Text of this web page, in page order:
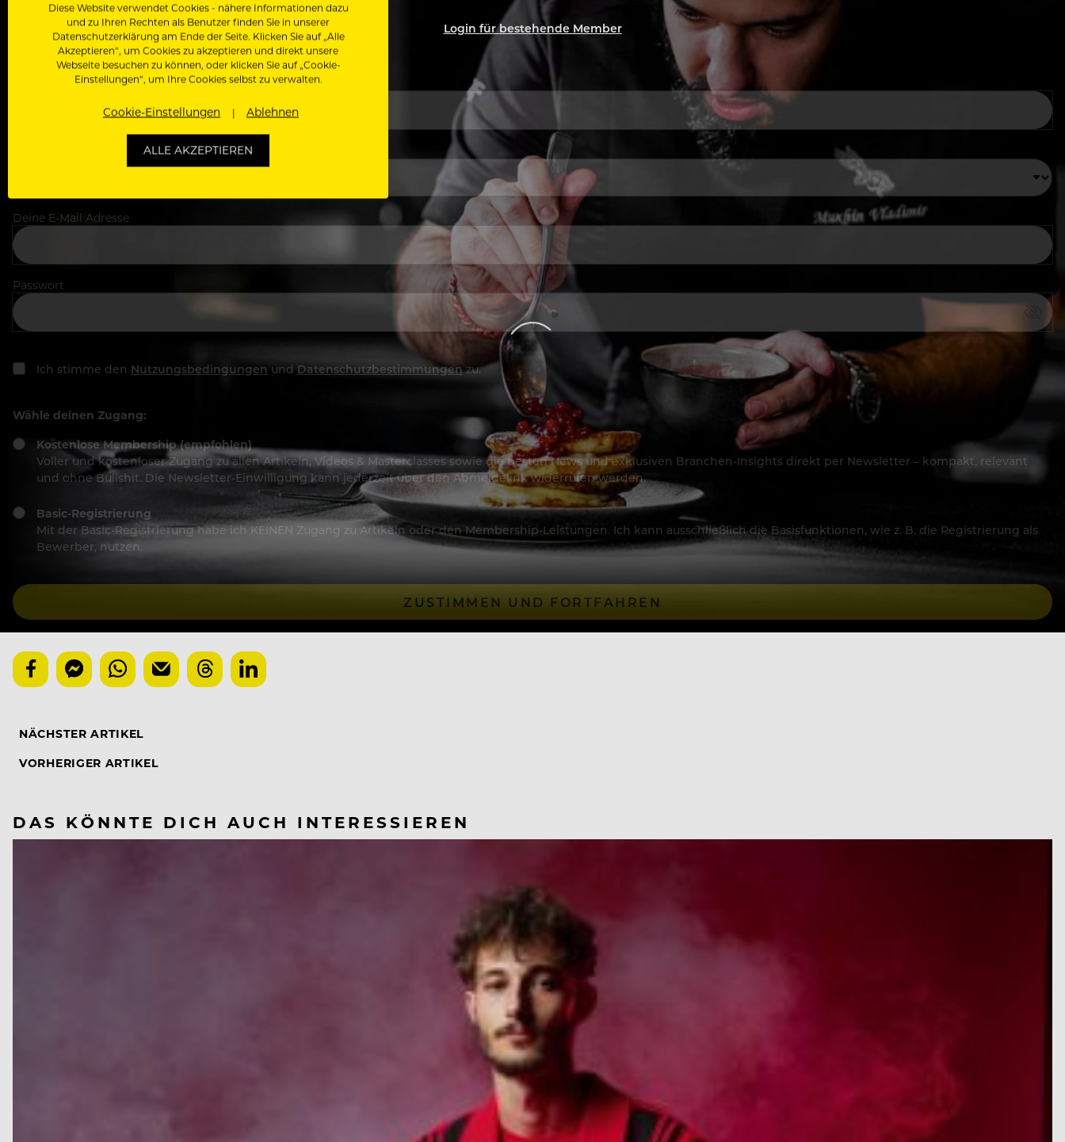
Login für bestehende Member
Dein Vorname
In welchem Bereich arbeitest du
Deine E-Mail Adresse
Passwort
Ich stimme den Nutzungsbedingungen und Datenschutzbestimmungenzu.
Wähle deinen Zugang:
Kostenlose Membership (empfohlen)
Voller und kostenloser Zugang zu allen Artikeln, Videos & Masterclasses sowie die besten News und exklusiven Branchen-Insights direkt per Newsletter – kompakt, relevant
und ohne Bullshit. Die Newsletter-Einwilligung kann jederzeit über den Abmeldelink widerrufen werden.
Basic-Registrierung
Mit der Basic-Registrierung habe ich KEINEN Zugang zu Artikeln oder den Membership-Leistungen. Ich kann ausschließlich die Basisfunktionen, wie z. B. die Registrierung als
Bewerber, nutzen.
ZUSTIMMEN UND FORTFAHREN
NÄCHSTER ARTIKEL
VORHERIGER ARTIKEL
DAS KÖNNTE DICH AUCH INTERESSIEREN
Diese Website verwendet Cookies - nähere Informationen dazu
und zu Ihren Rechten als Benutzer finden Sie in unserer
Datenschutzerklärung am Ende der Seite. Klicken Sie auf „Alle
Akzeptieren“, um Cookies zu akzeptieren und direkt unsere
Webseite besuchen zu können, oder klicken Sie auf „Cookie-
Einstellungen“, um Ihre Cookies selbst zu verwalten.
Cookie-Einstellungen Ablehnen
ALLE AKZEPTIEREN